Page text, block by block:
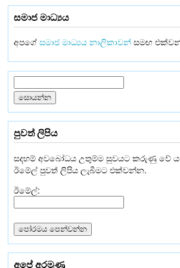
සමාජ මාධ්‍යය
අපගේසමාජ මාධ්‍යය නාලිකාවන්සමඟ
පුවත් ලිපිය
සදහම් අවබෝධය උතුම්ම සුවයට කරුණු වේ
ඊමේල් පුවත් ලිපිය ලැබීමට එක්වන්න.
ඊමේල්:
අපේ අරමුණු